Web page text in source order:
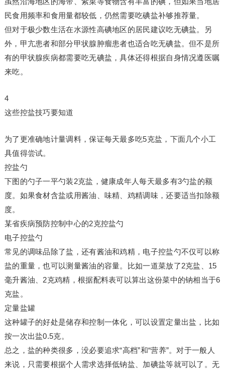
民食用频率和食用量都较低，仍然需要吃碘盐补够推荐量。
但对于极少数生活在水源性高碘地区的居民建议吃无碘盐。另
外，甲亢患者和部分甲状腺肿瘤患者也适合吃无碘盐。但不是所
有的甲状腺疾病都需要吃无碘盐，具体还得根据自身情况遵医嘱
来吃。
4
这些控盐技巧要知道
为了更准确地计量调料，保证每天最多吃5克盐，下面几个小工
具值得尝试。
控盐勺
下图的勺子一平勺装2克盐，健康成年人每天最多有3勺盐的额
度。如果食材含盐或用酱油、味精、鸡精调味，还要适当扣除额
度。
某省疾病预防控制中心的2克控盐勺
电子控盐勺
常见的调味品除了盐，还有酱油和鸡精，电子控盐勺不仅可以称
盐的重量，也可以测量酱油的容量。比如一道菜放了2克盐、15
毫升酱油、2克鸡精，根据配料表可以算出这份菜中的钠相当于6
克盐。
定量盐罐
这种罐子的好处是储存和控制一体化，可以设置定量出盐，比如
按一次出盐0.5克。
总之，盐的种类很多，没必要追求“高档”和“营养”。对于一般人
来说，只需要根据个人需求选择低钠盐、加碘盐等就可以了。无